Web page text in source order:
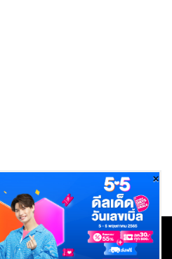
กี่ยวกับ Kerry Express สำหรับแม่ค้าและ
ปิ้งเท่านั้น. v.DO
×